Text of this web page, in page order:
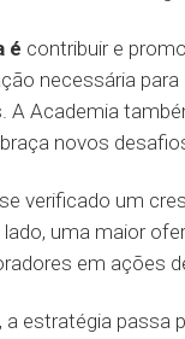
é contribuir e
necessária
A Academia
novos
verificado um
uma maior
em ações
a estratégia passa